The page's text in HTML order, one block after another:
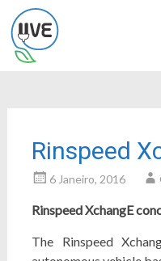
Rinspeed
6 Janeiro, 2016
Rinspeed XchangE
The Rinspeed